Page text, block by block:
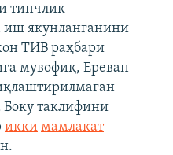
тинчлик
иш якунланганини
ТИВ раҳбари
мувофиқ, Ереван
Боку таклифини
икки мамлакат